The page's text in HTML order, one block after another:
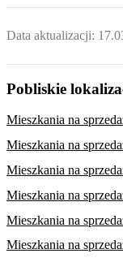
Data aktualizacji:
Pobliskie
Mieszkania na
Mieszkania na
Mieszkania na
Mieszkania na
Mieszkania na
Mieszkania na